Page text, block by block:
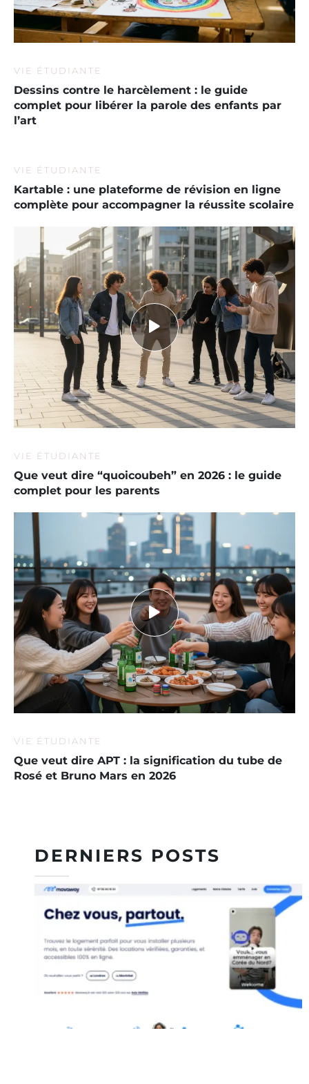
DERNIERS POSTS
VIE ÉTUDIANTE
Dessins contre le harcèlement : le guide
complet pour libérer la parole des enfants par
l’art
VIE ÉTUDIANTE
Kartable : une plateforme de révision en ligne
complète pour accompagner la réussite scolaire
VIE ÉTUDIANTE
Que veut dire “quoicoubeh” en 2026 : le guide
complet pour les parents
VIE ÉTUDIANTE
Que veut dire APT : la signification du tube de
Rosé et Bruno Mars en 2026